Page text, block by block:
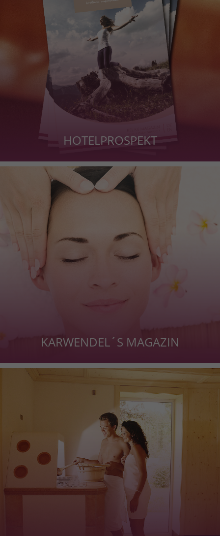
HOTELPROSPEKT
KARWENDEL´S MAGAZIN